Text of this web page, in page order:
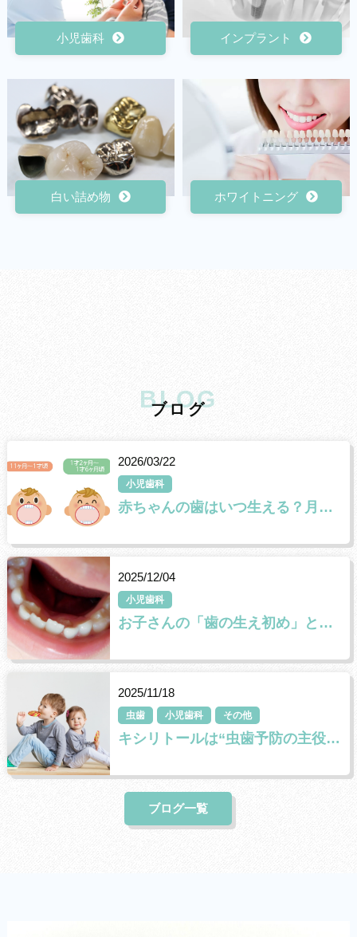
小児歯科 インプラント
白い詰め物 ホワイトニング
BLOG
ブログ
2026/03/22
小児歯科
赤ちゃんの歯はいつ生える？月齢ごとの乳歯の生え方🦷
2025/12/04
小児歯科
お子さんの「歯の生え初め」と「生え変わり」について
2025/11/18
虫歯 小児歯科 その他
キシリトールは“虫歯予防の主役” ではありません
ブログ一覧